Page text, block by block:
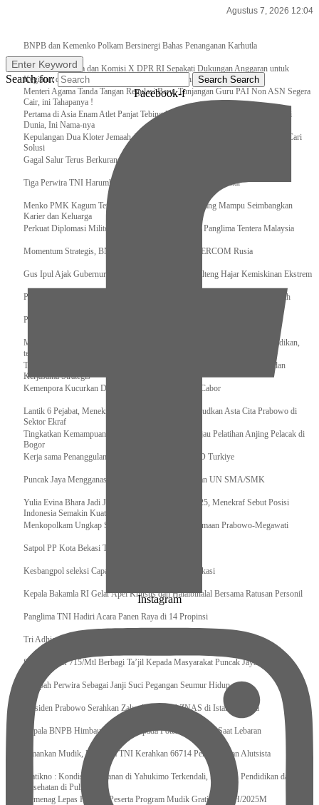
Agustus 7, 2026 12:04
BNPB dan Kemenko Polkam Bersinergi Bahas Penanganan Karhutla
Raker Kemenpora dan Komisi X DPR RI Sepakati Dukungan Anggaran untuk
Kegiatan dan Program Prioritas Pemuda dan Olahraga
Menteri Agama Tanda Tangan Regulasi Baru, Tunjangan Guru PAI Non ASN Segera
Cair, ini Tahapanya !
Pertama di Asia Enam Atlet Panjat Tebing Indonesia Taklukkan Tebing Tertinggi
Dunia, Ini Nama-nya
Kepulangan Dua Kloter Jemaah Asal Surabaya Tertunda, Kemenag Upayakan Cari
Solusi
Gagal Salur Terus Berkurang, Gus Ipul: 405 Ribu Lebih Bansos Cair
Tiga Perwira TNI Harumkan Indonesia Di Kancah Internasional
Menko PMK Kagum Terhadap Perempuan Modern yang Mampu Seimbangkan
Karier dan Keluarga
Perkuat Diplomasi Militer, Panglima TNI Terima CC Panglima Tentera Malaysia
Momentum Strategis, BNPB Terima Kunjungan EMERCOM Rusia
Gus Ipul Ajak Gubernur dan Bupati/Wali Kota se-Kalteng Hajar Kemiskinan Ekstrem
Panglima TNI Sambut Kedatangan Presiden RI Usai Lawatan ke Timur Tengah
Pengurus Pusat Pordasi Pacu Dapat Pesan dari Sri Paduka
Menag RI dan Dua Menteri Yordania Jalin Sinergi Bidang Wakaf dan Pendidikan,
termasuk Beasiswa
Tiba di Tanah Air, Presiden Prabowo Subianto Bawa Komitmen Investasi dan
Kerjasama Strategis
Kemenpora Kucurkan Dana untuk Pelatnas pada 13 Cabor
Lantik 6 Pejabat, Menekraf Tegaskan Komitmen Wujudkan Asta Cita Prabowo di
Sektor Ekraf
Tingkatkan Kemampuan K9 TNI, Panglima TNI Tinjau Pelatihan Anjing Pelacak di
Bogor
Kerja sama Penanggulangan Bencana BNPB – AFAD Turkiye
Puncak Jaya Mengganas, TNI-POLRI Solid Amankan UN SMA/SMK
Yulia Evina Bhara Jadi Juri Festival Film Cannes 2025, Menekraf Sebut Posisi
Indonesia Semakin Kuat
Menkopolkam Ungkap Spirit Persatuan dan Kebersamaan Prabowo-Megawati
Satpol PP Kota Bekasi Tertibkan PPKS
Kesbangpol seleksi Capaska 736 Siswa/i se-Kota Bekasi
Kepala Bakamla RI Gelar Apel Khusus dan Halalbihalal Bersama Ratusan Personil
Panglima TNI Hadiri Acara Panen Raya di 14 Propinsi
Tri Adhianto : Kota Bekasi Bisa Mempertahankan Keharmonisasian
Satgas Yonif 715/Mtl Berbagi Ta’jil Kepada Masyarakat Puncak Jaya
Sumpah Perwira Sebagai Janji Suci Pegangan Seumur Hidup
Presiden Prabowo Serahkan Zakat kepada BAZNAS di Istana Negara
Kepala BNPB Himbau Pemda Waspada Potensi Bencana Saat Lebaran
Amankan Mudik, Panglima TNI Kerahkan 66714 Personel Dan Alutsista
Pratikno : Kondisi Keamanan di Yahukimo Terkendali, Layanan Pendidikan dan
Kesehatan di Pulihkan
Kemenag Lepas Ratusan Peserta Program Mudik Gratis 1446 H/2025M
Enter Keyword
Search for: Search Search
Facebook-f
Instagram